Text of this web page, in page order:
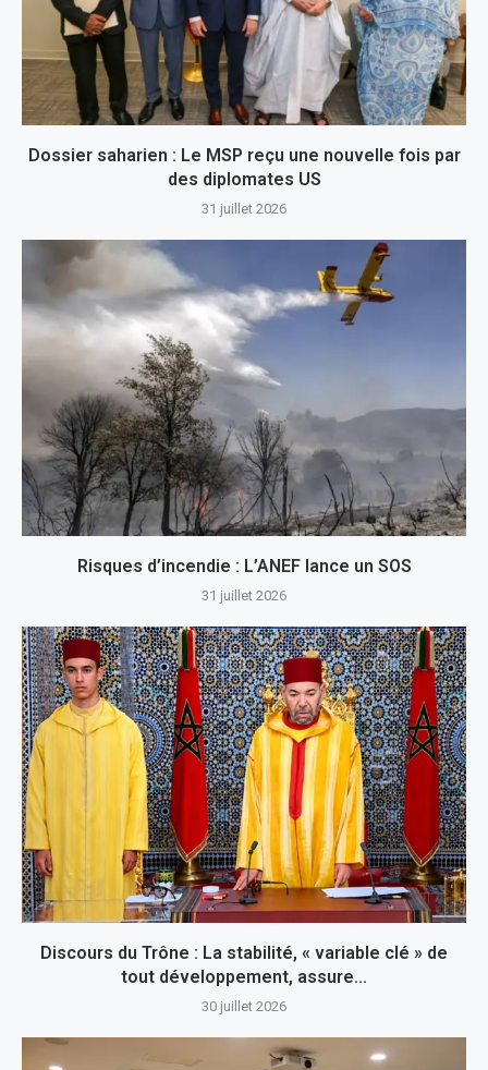
Dossier saharien : Le MSP reçu une nouvelle fois par
des diplomates US
31 juillet 2026
Risques d’incendie : L’ANEF lance un SOS
31 juillet 2026
Discours du Trône : La stabilité, « variable clé » de
tout développement, assure...
30 juillet 2026